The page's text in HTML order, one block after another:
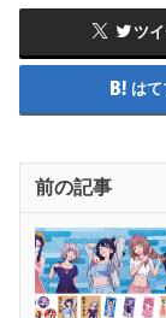
ツ
はて
前の記事